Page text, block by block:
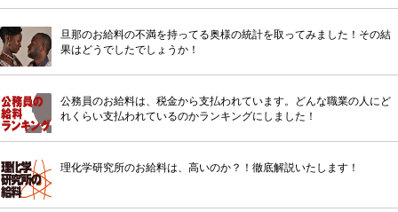
旦那のお給料の不満を持ってる奥様の統計を取ってみました！その結
果はどうでしたでしょうか！
公務員のお給料は、税金から支払われています。どんな職業の人にど
れくらい支払われているのかランキングにしました！
理化学研究所のお給料は、高いのか？！徹底解説いたします！